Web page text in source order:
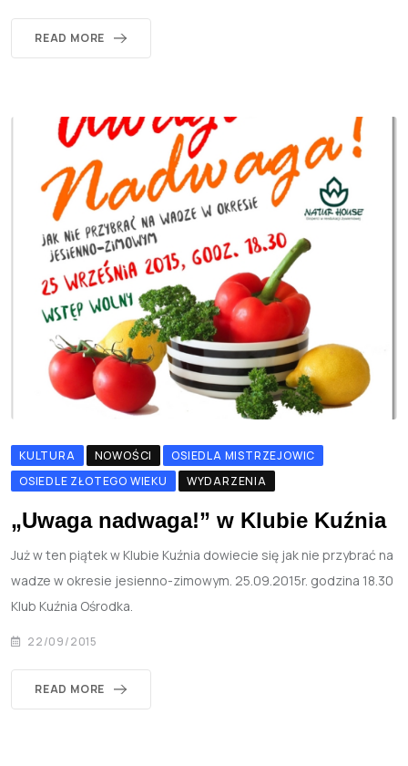
READ MORE
KULTURA NOWOŚCI
OSIEDLA MISTRZEJOWIC
OSIEDLE ZŁOTEGO WIEKU
WYDARZENIA
„Uwaga nadwaga!” w Klubie Kuźnia
Już w ten piątek w Klubie Kuźnia dowiecie się jak nie przybrać na
wadze w okresie jesienno-zimowym. 25.09.2015r. godzina 18.30
Klub Kuźnia Ośrodka.
22/09/2015
READ MORE